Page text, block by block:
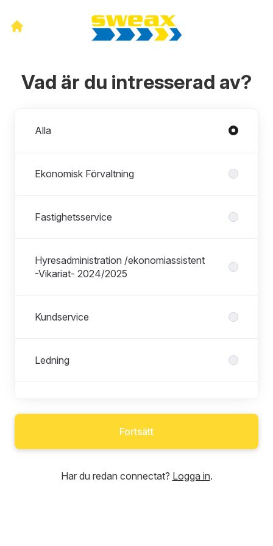
Vad är du intresserad av?
Alla
Ekonomisk Förvaltning
Fastighetsservice
Hyresadministration /ekonomiassistent
-Vikariat- 2024/2025
Kundservice
Ledning
Säsongsarbete Lokalvård Norrtälje
Fortsätt
Har du redan connectat? Logga in.